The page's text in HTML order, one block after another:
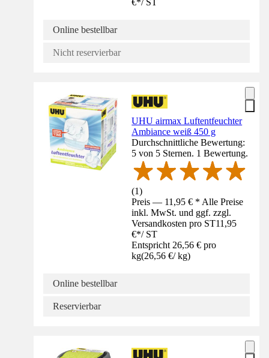
€*/ ST
Online bestellbar
Nicht reservierbar
UHU airmax Luftentfeuchter
Ambiance weiß 450 g
Durchschnittliche Bewertung:
5 von 5 Sternen. 1 Bewertung.
(1)
Preis — 11,95 € * Alle Preise
inkl. MwSt. und ggf. zzgl.
Versandkosten pro ST11,95
€*/ ST
Entspricht 26,56 € pro
kg(26,56 €/ kg)
Online bestellbar
Reservierbar